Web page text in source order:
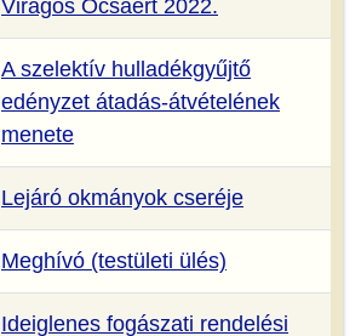
Virágos Ócsáért 2022.
A szelektív hulladékgyűjtő
edényzet átadás-átvételének
menete
Lejáró okmányok cseréje
Meghívó (testületi ülés)
Ideiglenes fogászati rendelési